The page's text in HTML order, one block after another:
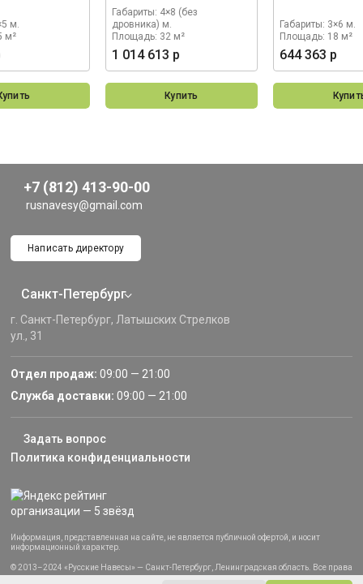
м.
м²
Габариты: 4×8 (без
дровника) м.
Площадь: 32 м²
1 014 613 р
Купить
Габариты: 3×6 м.
Площадь: 18 м²
644 363 р
+7 (812) 413-90-00
rusnavesy@gmail.com
Написать директору
Санкт-Петербург
г. Санкт-Петербург, Латышских Стрелков
ул., 31
Отдел продаж: 09:00 — 21:00
Служба доставки: 09:00 — 21:00
Задать вопрос
Политика конфиденциальности
Информация, представленная на сайте, не является публичной офертой, и носит
информационный характер.
© 2013–2024 «Русские Навесы» — Санкт-Петербург, Ленинградская область. Все права
защищены.